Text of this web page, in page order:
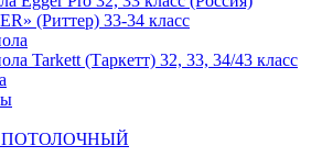
(Риттер) 33-34 класс
Tarkett (Таркетт) 32, 33, 34/43 класс